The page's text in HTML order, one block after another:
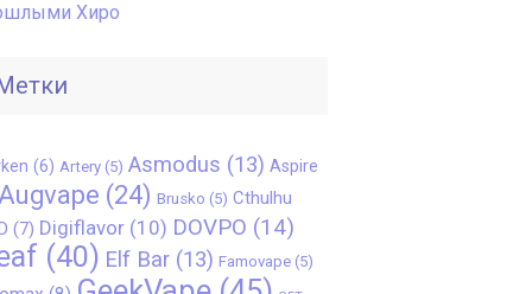
Хиро
(6) Artery (5) Asmodus (13) Aspire
(24) Brusko (5) Cthulhu
(7) Digiflavor (10) DOVPO (14)
(40) Elf Bar (13) Famovape (5)